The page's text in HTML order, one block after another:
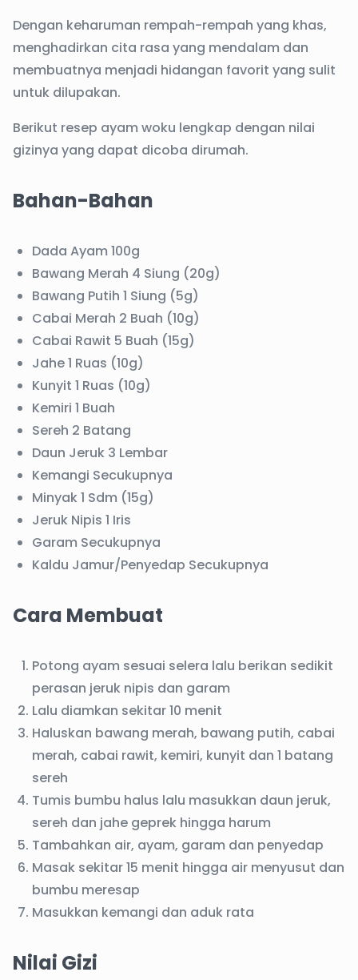
Dengan keharuman rempah-rempah yang khas,
menghadirkan cita rasa yang mendalam dan
membuatnya menjadi hidangan favorit yang sulit
untuk dilupakan.
Berikut resep ayam woku lengkap dengan nilai
gizinya yang dapat dicoba dirumah.
Bahan-Bahan
Dada Ayam 100g
Bawang Merah 4 Siung (20g)
Bawang Putih 1 Siung (5g)
Cabai Merah 2 Buah (10g)
Cabai Rawit 5 Buah (15g)
Jahe 1 Ruas (10g)
Kunyit 1 Ruas (10g)
Kemiri 1 Buah
Sereh 2 Batang
Daun Jeruk 3 Lembar
Kemangi Secukupnya
Minyak 1 Sdm (15g)
Jeruk Nipis 1 Iris
Garam Secukupnya
Kaldu Jamur/Penyedap Secukupnya
Cara Membuat
Potong ayam sesuai selera lalu berikan sedikit
perasan jeruk nipis dan garam
Lalu diamkan sekitar 10 menit
Haluskan bawang merah, bawang putih, cabai
merah, cabai rawit, kemiri, kunyit dan 1 batang
sereh
Tumis bumbu halus lalu masukkan daun jeruk,
sereh dan jahe geprek hingga harum
Tambahkan air, ayam, garam dan penyedap
Masak sekitar 15 menit hingga air menyusut dan
bumbu meresap
Masukkan kemangi dan aduk rata
Nilai Gizi